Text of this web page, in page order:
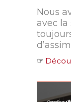
Nous
avec la
☞